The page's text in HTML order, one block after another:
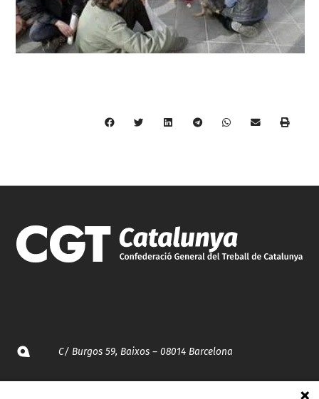
C/ Burgos 59, Baixos – 08014 Barcelona